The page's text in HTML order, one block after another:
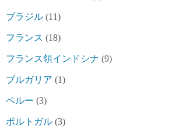
ブラジル (11)
フランス (18)
フランス領インドシナ (9)
ブルガリア (1)
ペルー (3)
ポルトガル (3)